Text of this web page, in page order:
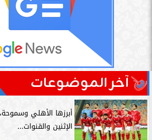
آخر الموضوعات
أبرزها الأهلي
الإثنين والقنوات...